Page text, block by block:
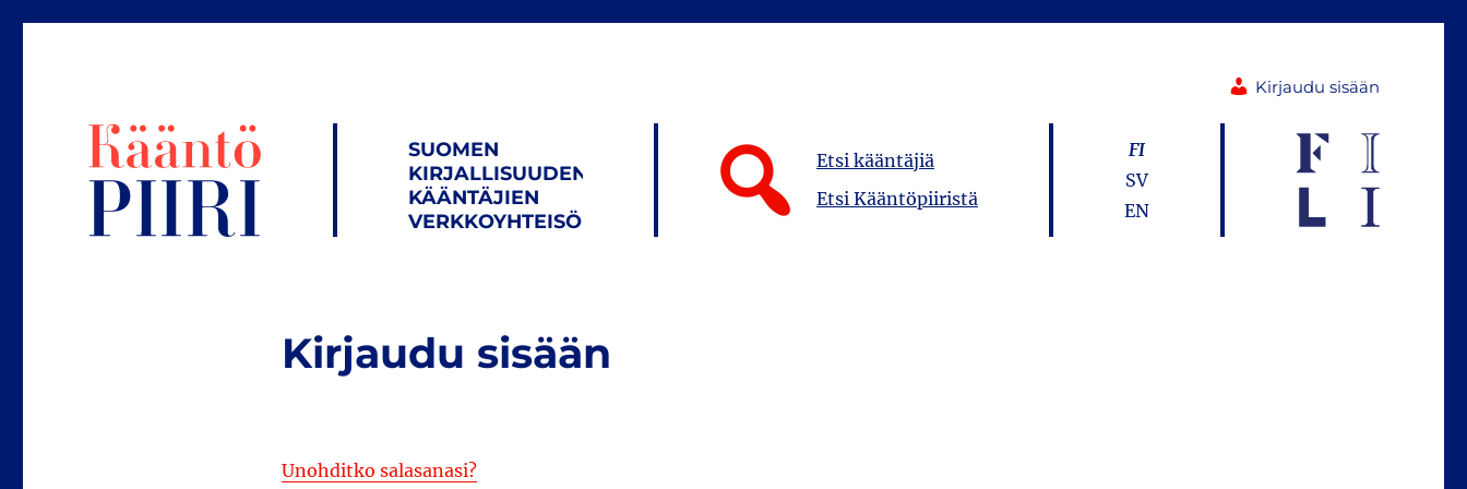
Kirjaudu sisään
SUOMEN
KIRJALLISUUDEN
KÄÄNTÄJIEN
VERKKOYHTEISÖ
Etsi kääntäjiä
Etsi Kääntöpiiristä
FI
SV
EN
Kirjaudu sisään
Unohditko salasanasi?